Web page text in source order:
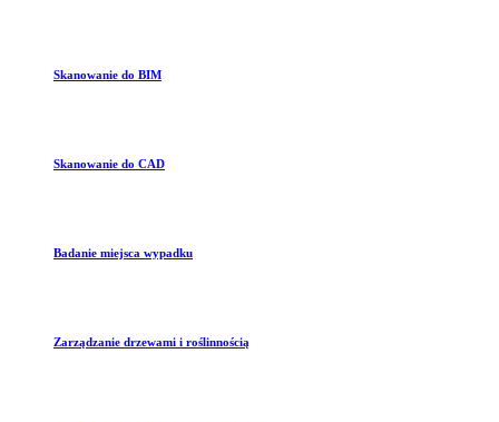
Skanowanie do BIM
Skanowanie do CAD
Badanie miejsca wypadku
Zarządzanie drzewami i roślinnością